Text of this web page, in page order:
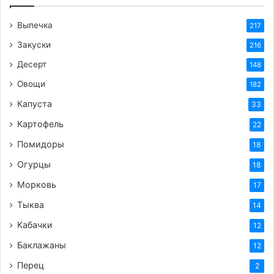
1пакет.
по вкусу
по вкусу
Приготовление:
тарелку и дать стечь воде.
Ветчину нарезать кубиками, сыр натереть на
Выпечка 217
Закуски 216
Десерт 148
Овощи 182
Капуста 33
Картофель 22
Помидоры 18
Огурцы 18
Морковь 17
Тыква 14
Кабачки 12
Баклажаны 12
Перец 2